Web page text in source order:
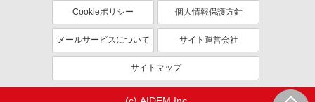
Cookieポリシー 個人情報保護方針
メールサービスについて サイト運営会社
サイトマップ